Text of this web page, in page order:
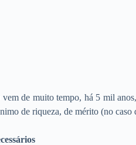
vem de muito tempo, há 5 mil
de riqueza, de mérito (no